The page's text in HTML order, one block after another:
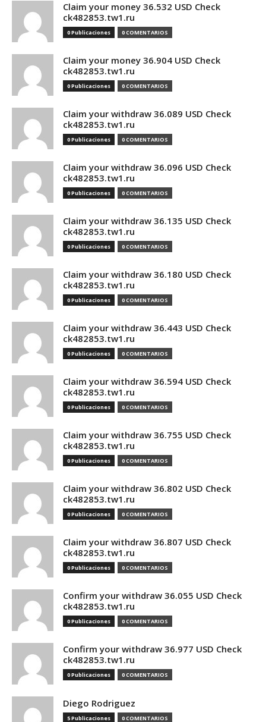
Claim your money 36.532 USD Check
ck482853.tw1.ru
0 Publicaciones 0 COMENTARIOS
Claim your money 36.904 USD Check
ck482853.tw1.ru
0 Publicaciones 0 COMENTARIOS
Claim your withdraw 36.089 USD Check
ck482853.tw1.ru
0 Publicaciones 0 COMENTARIOS
Claim your withdraw 36.096 USD Check
ck482853.tw1.ru
0 Publicaciones 0 COMENTARIOS
Claim your withdraw 36.135 USD Check
ck482853.tw1.ru
0 Publicaciones 0 COMENTARIOS
Claim your withdraw 36.180 USD Check
ck482853.tw1.ru
0 Publicaciones 0 COMENTARIOS
Claim your withdraw 36.443 USD Check
ck482853.tw1.ru
0 Publicaciones 0 COMENTARIOS
Claim your withdraw 36.594 USD Check
ck482853.tw1.ru
0 Publicaciones 0 COMENTARIOS
Claim your withdraw 36.755 USD Check
ck482853.tw1.ru
0 Publicaciones 0 COMENTARIOS
Claim your withdraw 36.802 USD Check
ck482853.tw1.ru
0 Publicaciones 0 COMENTARIOS
Claim your withdraw 36.807 USD Check
ck482853.tw1.ru
0 Publicaciones 0 COMENTARIOS
Confirm your withdraw 36.055 USD Check
ck482853.tw1.ru
0 Publicaciones 0 COMENTARIOS
Confirm your withdraw 36.977 USD Check
ck482853.tw1.ru
0 Publicaciones 0 COMENTARIOS
Diego Rodriguez
5 Publicaciones 0 COMENTARIOS